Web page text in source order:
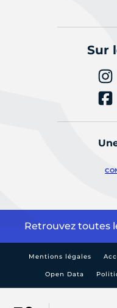
Sur
Retrouvez toutes
Mentions légales
Open Data